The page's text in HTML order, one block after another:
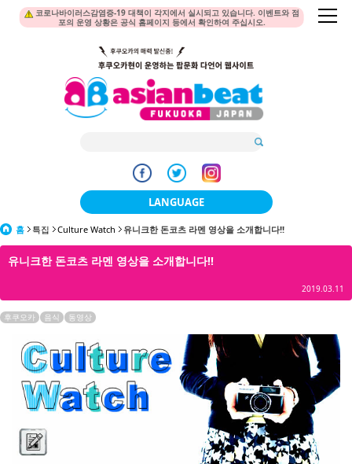
코로나바이러스감염증-19 대책이 각지에서 실시되고 있습니다. 이벤트와 점
포의 운영 상황은 공식 홈페이지 등에서 확인하여 주십시오.
LANGUAGE
日本語
한국어
English
ภาษาไทย
Bahasa Indonesia
홈 특집 Culture Watch 유니크한 돈코츠 라멘 영상을 소개합니다!!
유니크한 돈코츠 라멘 영상을 소개합니다!!
2019.03.11
후쿠오카 음식 동영상